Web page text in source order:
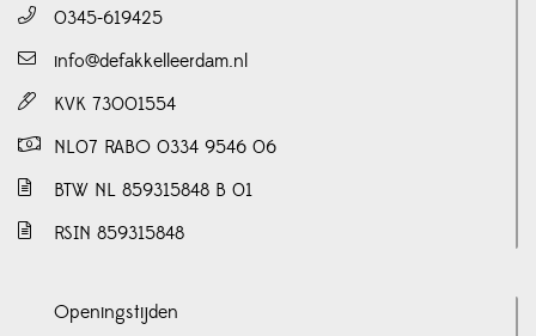
0345-619425
info@defakkelleerdam.nl
KVK 73001554
NL07 RABO 0334 9546 06
BTW NL 859315848 B 01
RSIN 859315848
Openingstijden